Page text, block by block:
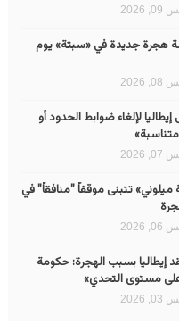
هجرة جديدة في «سبتة» يوم
إيطاليا لإلغاء ضوابط الحدود أو
ميلوني» تتبنى موقفاً "منافقاً" في
إيطاليا بسبب الهجرة: حكومة
مستوى التحدي»